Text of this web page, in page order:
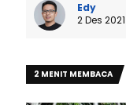
Edy
2 Des
2 MENIT MEMBACA